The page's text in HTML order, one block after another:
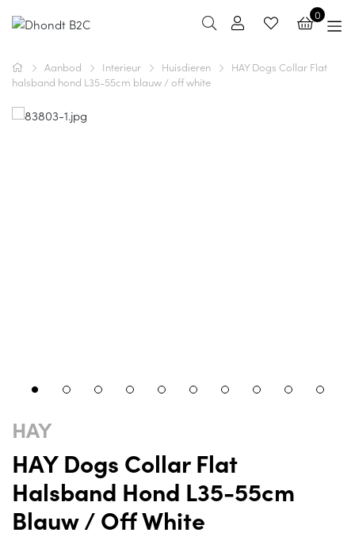
0
Aanbod Interieur Huisdieren
HAY Dogs Collar Flat
halsband hond L35-55cm blauw / off white
HAY
HAY Dogs Collar Flat
Halsband Hond L35-55cm
Blauw / Off White